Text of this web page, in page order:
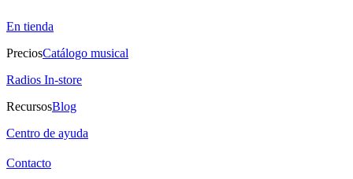
En tienda
PreciosCatálogo musical
Radios In-store
RecursosBlog
Centro de ayuda
Contacto